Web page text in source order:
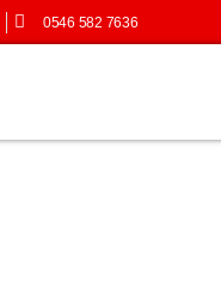
0546 582 7636